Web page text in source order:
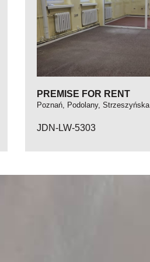
PREMISE FOR RENT
Poznań, Podolany, Strzeszyńska
JDN-LW-5303